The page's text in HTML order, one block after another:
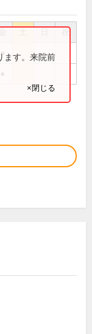
祝
●ます。来院前
×閉じる